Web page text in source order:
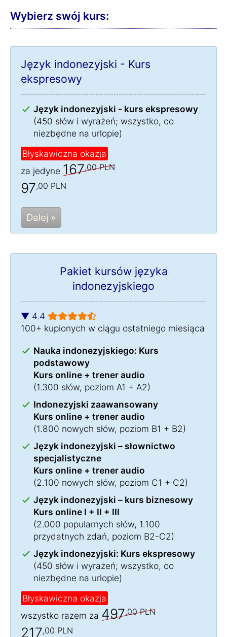
Wybierz swój kurs:
Język indonezyjski - Kurs
ekspresowy
Język indonezyjski - kurs ekspresowy
(450 słów i wyrażeń; wszystko, co
niezbędne na urlopie)
Błyskawiczna okazja
za jedyne 167,00 PLN
97,00 PLN
Dalej »
Pakiet kursów języka
indonezyjskiego
▼ 4.4
100+ kupionych w ciągu ostatniego miesiąca
Nauka indonezyjskiego: Kurs
podstawowy
Kurs online + trener audio
(1.300 słów, poziom A1 + A2)
Indonezyjski zaawansowany
Kurs online + trener audio
(1.800 nowych słów, poziom B1 + B2)
Język indonezyjski – słownictwo
specjalistyczne
Kurs online + trener audio
(2.100 nowych słów, poziom C1 + C2)
Język indonezyjski – kurs biznesowy
Kurs online I + II + III
(2.000 popularnych słów, 1.100
przydatnych zdań, poziom B2-C2)
Język indonezyjski: Kurs ekspresowy
(450 słów i wyrażeń; wszystko, co
niezbędne na urlopie)
Błyskawiczna okazja
wszystko razem za 497,00 PLN
217,00 PLN